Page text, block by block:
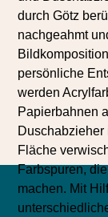
durch Götz
nachgeahmt
persönliche
werden
Papierbahnen
Fläche
Farbspuren,
machen. Mit